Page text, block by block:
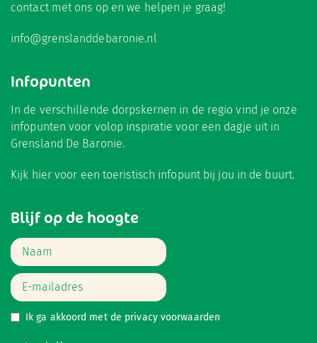
contact met ons op en we helpen je graag!
info@grenslanddebaronie.nl
Infopunten
In de verschillende dorpskernen in de regio vind je onze
infopunten voor volop inspiratie voor een dagje uit in
Grensland De Baronie.
Kijk hiervoor een toeristisch infopunt bij jou in de buurt.
Blijf op de hoogte
Ik ga akkoord met de privacy voorwaarden